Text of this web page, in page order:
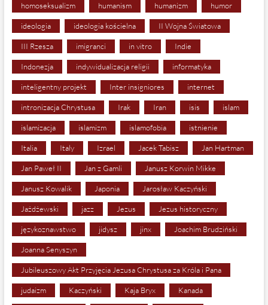
homoseksualizm humanism humanizm humor
ideologia ideologia kościelna II Wojna Światowa
III Rzesza imigranci in vitro Indie
Indonezja indywidualizacja religii informatyka
inteligentny projekt Inter insigniores internet
intronizacja Chrystusa Irak Iran isis islam
islamizacja islamizm islamofobia istnienie
Italia Italy Izrael Jacek Tabisz Jan Hartman
Jan Paweł II Jan z Gamli Janusz Korwin Mikke
Janusz Kowalik Japonia Jarosław Kaczyński
Jażdżewski jazz Jezus Jezus historyczny
językoznawstwo jidysz jinx Joachim Brudziński
Joanna Senyszyn
Jubileuszowy Akt Przyjęcia Jezusa Chrystusa za Króla i Pana
judaizm Kaczyński Kaja Bryx Kanada